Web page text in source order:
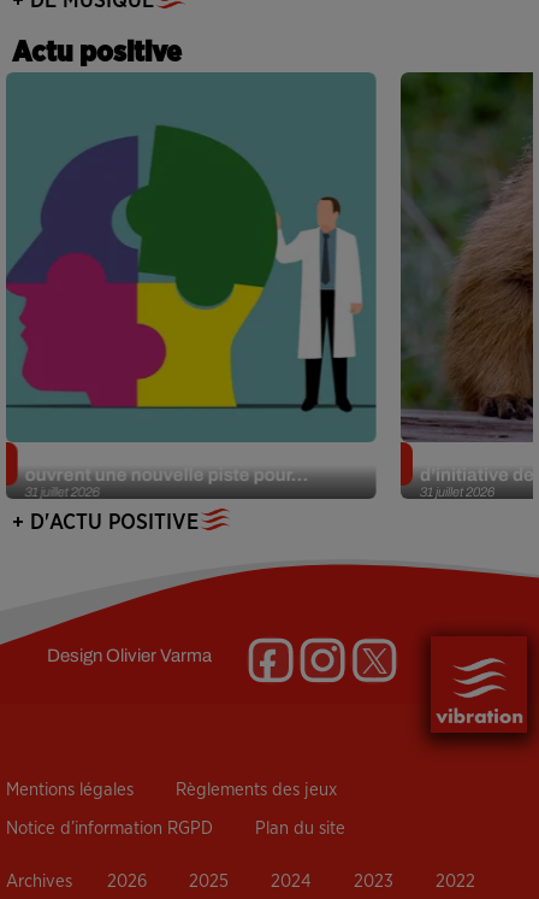
Actu positive
31 juillet 2026
ouvrent une nouvelle piste pour...
31 juillet 2026
d’initiative
+ D'ACTU POSITIVE
DesignOlivier Varma
Mentions légales Règlements des jeux
Notice d’information RGPD Plan du site
Archives 2026 2025 2024 2023 2022